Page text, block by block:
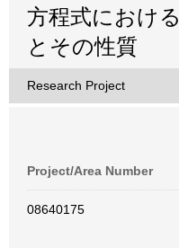
方程式におけ
とその性質
Research Project
Project/Area Number
08640175